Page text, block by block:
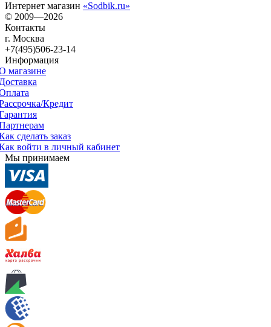
Интернет магазин «Sodbik.ru»
© 2009—2026
Контакты
г. Москва
+7(495)506-23-14
Информация
магазине
Кредит
сделать заказ
войти в личный кабинет
Мы принимаем